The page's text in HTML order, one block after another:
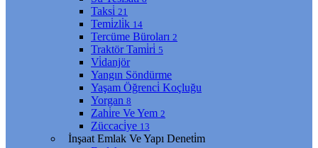
Taksi̇ 21
Temi̇zli̇k 14
Tercüme Büroları 2
Traktör Tami̇ri̇ 5
Vi̇danjör
Yangın Söndürme
Yaşam Öğrenci̇ Koçluğu
Yorgan 8
Zahi̇re Ve Yem 2
Züccaci̇ye 13
İnşaat Emlak Ve Yapı Deneti̇m